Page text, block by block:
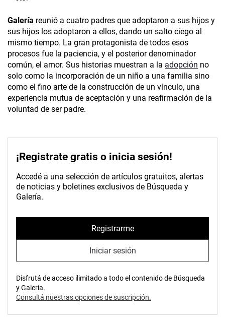
Galería­ reunió a cuatro padres que adoptaron a sus hijos y
sus hijos los adoptaron a ellos, dando un salto ciego al
mismo tiempo. La gran protagonista de todos esos
procesos fue la paciencia, y el posterior denominador
común, el amor. Sus historias muestran a la adopción no
solo como la incorporación de un niño a una familia sino
como el fino arte de la construcción de un vínculo, una
experiencia mutua de aceptación y una reafirmación de la
voluntad de ser padre.
¡Registrate gratis o inicia sesión!
Accedé a una selección de artículos gratuitos, alertas
de noticias y boletines exclusivos de Búsqueda y
Galería.
Registrarme
Iniciar sesión
Disfrutá de acceso ilimitado a todo el contenido de Búsqueda
y Galería.
Consultá nuestras opciones de suscripción.